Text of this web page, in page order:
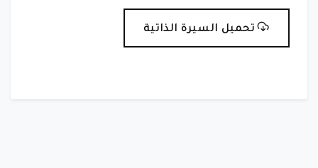
تحميل السيرة الذاتية